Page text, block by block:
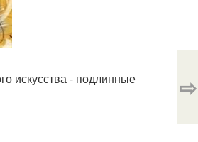
искусства - подлинные
⇨